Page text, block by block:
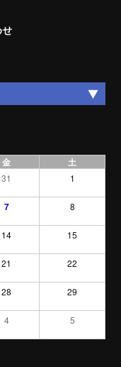
金 土
31 1
7 8
14 15
21 22
28 29
4 5